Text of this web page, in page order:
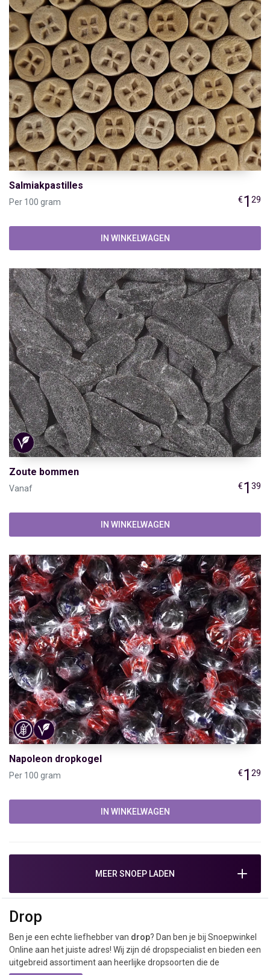
Salmiakpastilles
Per 100 gram €1 29
IN WINKELWAGEN
Zoute bommen
Vanaf €1 39
IN WINKELWAGEN
Napoleon dropkogel
Per 100 gram €1 29
IN WINKELWAGEN
MEER SNOEP LADEN
Drop
Ben je een echte liefhebber van drop? Dan ben je bij Snoepwinkel
Online aan het juiste adres! Wij zijn dé dropspecialist en bieden een
uitgebreid assortiment aan heerlijke dropsoorten die de